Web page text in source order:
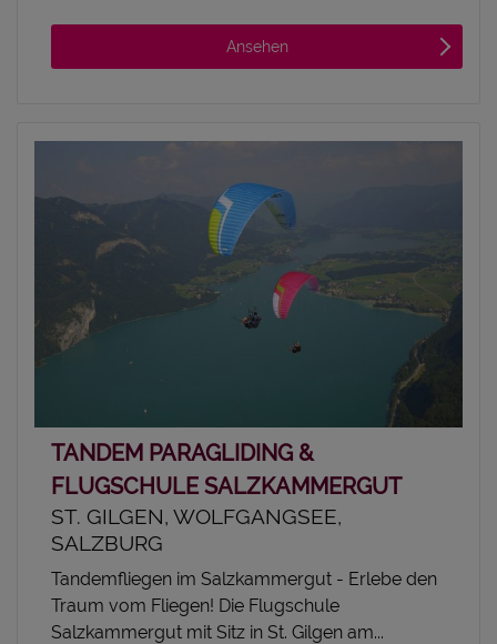
Ansehen
TANDEM PARAGLIDING &
FLUGSCHULE SALZKAMMERGUT
ST. GILGEN, WOLFGANGSEE,
SALZBURG
Tandemfliegen im Salzkammergut - Erlebe den
Traum vom Fliegen! Die Flugschule
Salzkammergut mit Sitz in St. Gilgen am...